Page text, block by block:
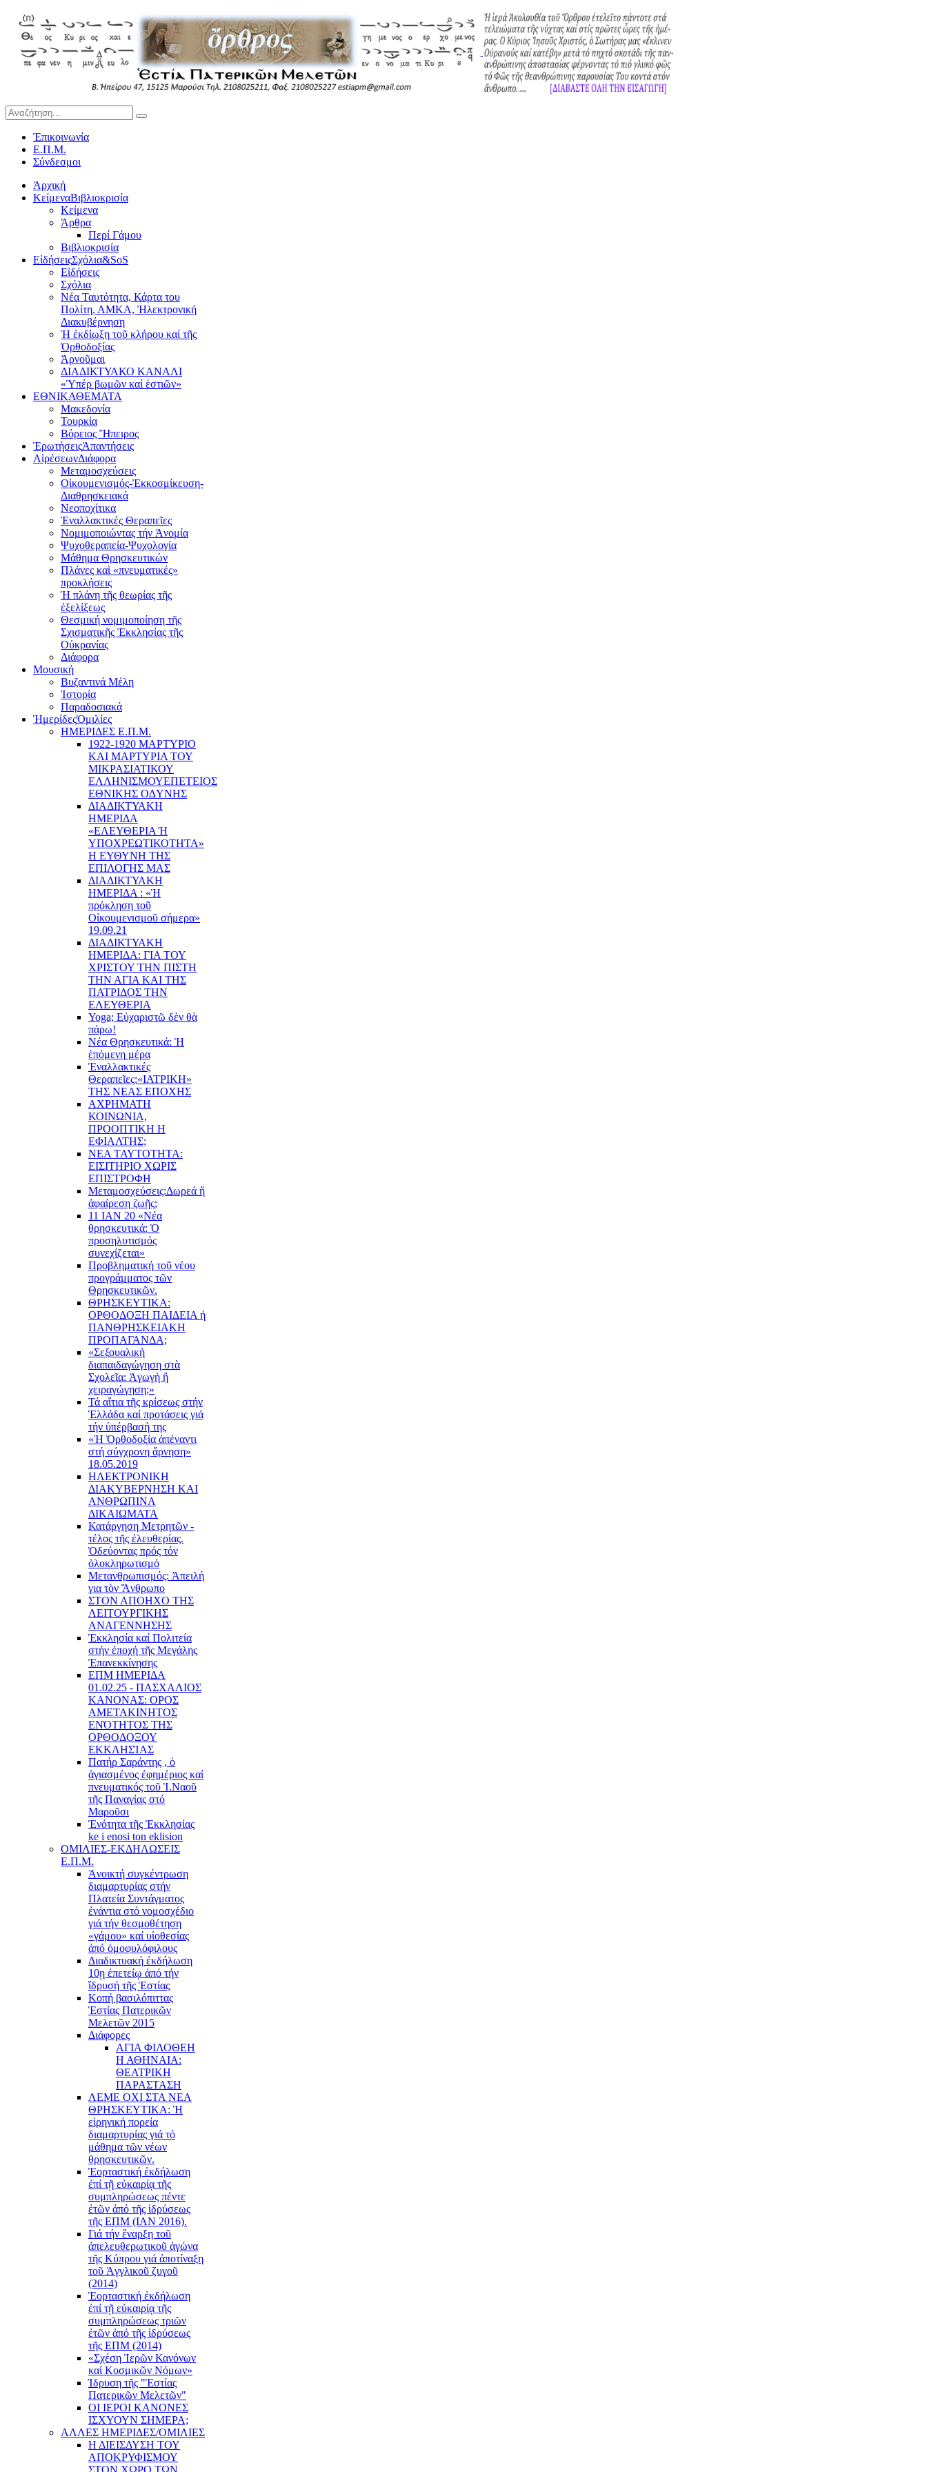
Ἐπικοινωνία
Ε.Π.Μ.
Σύνδεσμοι
Ἀρχική
ΚείμεναΒιβλιοκρισία
Κείμενα
Άρθρα
Περί Γάμου
Βιβλιοκρισία
ΕἰδήσειςΣχόλια&SoS
Εἰδήσεις
Σχόλια
Νέα Ταυτότητα, Κάρτα του
Πολίτη, ΑΜΚΑ, Ἠλεκτρονική
Διακυβέρνηση
Ἡ ἐκδίωξη τοῦ κλήρου καί τῆς
Ὀρθοδοξίας
Ἀρνοῦμαι
ΔΙΑΔΙΚΤΥΑΚΟ ΚΑΝΑΛΙ
«Ὑπέρ βωμῶν καί ἑστιῶν»
ΕΘΝΙΚΑΘΕΜΑΤΑ
Μακεδονία
Τουρκία
Βόρειος Ἤπειρος
ἘρωτήσειςἈπαντήσεις
ΑἱρέσεωνΔιάφορα
Μεταμοσχεύσεις
Οἰκουμενισμός-Ἐκκοσμίκευση-
Διαθρησκειακά
Νεοποχίτικα
Ἐναλλακτικές Θεραπεῖες
Νομιμοποιώντας τήν Ἀνομία
Ψυχοθεραπεία-Ψυχολογία
Μάθημα Θρησκευτικών
Πλάνες καὶ «πνευματικές»
προκλήσεις
Ἡ πλάνη τῆς θεωρίας τῆς
ἐξελίξεως
Θεσμική νομιμοποίηση τῆς
Σχισματικῆς Ἐκκλησίας τῆς
Οὐκρανίας
Διάφορα
Μουσική
Βυζαντινά Μέλη
Ἰστορία
Παραδοσιακά
ἩμερίδεςὉμιλίες
ΗΜΕΡΙΔΕΣ Ε.Π.Μ.
1922-1920 ΜΑΡΤΥΡΙΟ
ΚΑI ΜΑΡΤΥΡIΑ ΤΟΥ
ΜΙΚΡΑΣΙΑΤΙΚΟΥ
EΛΛΗΝΙΣΜΟΥEΠEΤΕΙΟΣ
EΘΝΙΚHΣ O∆YΝΗΣ
ΔΙΑΔΙΚΤΥΑΚΗ
ΗΜΕΡΙΔΑ
«EΛΕΥΘΕΡΙΑ Ή
YΠΟΧΡΕΩΤΙΚΟΤΗΤΑ»
Η ΕΥΘΥΝΗ ΤΗΣ
EΠΙΛΟΓΗΣ ΜΑΣ
ΔΙΑΔΙΚΤΥΑΚΗ
ΗΜΕΡΙΔΑ : «Ἡ
πρόκληση τοῦ
Οἰκουμενισμοῦ σήμερα»
19.09.21
ΔΙΑΔΙΚΤΥΑΚΗ
ΗΜΕΡΙΔΑ: ΓΙΑ ΤΟΥ
ΧΡΙΣΤΟΥ ΤΗΝ ΠΙΣΤΗ
ΤΗΝ ΑΓΙΑ ΚΑΙ ΤΗΣ
ΠΑΤΡΙΔΟΣ ΤΗΝ
ΕΛΕΥΘΕΡΙΑ
Yoga; Εὐχαριστῶ δὲν θὰ
πάρω!
Νέα Θρησκευτικά: Ἡ
ἑπόμενη μέρα
Ἐναλλακτικές
Θεραπεῖες:«ΙΑΤΡΙΚΗ»
ΤΗΣ ΝΕΑΣ ΕΠΟΧΗΣ
ΑΧΡΗΜΑΤΗ
ΚΟΙΝΩΝΙΑ,
ΠΡΟΟΠΤΙΚΗ Η
ΕΦΙΑΛΤΗΣ;
ΝΕΑ ΤΑΥΤΟΤΗΤΑ:
ΕΙΣΙΤΗΡΙΟ ΧΩΡΙΣ
ΕΠΙΣΤΡΟΦΗ
Μεταμοσχεύσεις:Δωρεά ἤ
ἀφαίρεση ζωῆς;
11 ΙΑΝ 20 «Νέα
θρησκευτικά: Ὁ
προσηλυτισμός
συνεχίζεται»
Προβληματική τοῦ νέου
προγράμματος τῶν
Θρησκευτικῶν.
ΘΡΗΣΚΕΥΤΙΚΑ:
ΟΡΘΟΔΟΞΗ ΠΑΙΔΕΙΑ ή
ΠΑΝΘΡΗΣΚΕΙΑΚΗ
ΠΡΟΠΑΓΑΝΔΑ;
«Σεξουαλικὴ
διαπαιδαγώγηση στὰ
Σχολεῖα: Ἀγωγὴ ἢ
χειραγώγηση;»
Τά αἴτια τῆς κρίσεως στήν
Ἑλλάδα καί προτάσεις γιά
τήν ὑπέρβασή της
«Ἡ Ὀρθοδοξία ἀπέναντι
στή σύγχρονη ἄρνηση»
18.05.2019
ΗΛΕΚΤΡΟΝΙΚΗ
ΔΙΑΚΥΒΕΡΝΗΣΗ ΚΑΙ
ΑΝΘΡΩΠΙΝΑ
ΔΙΚΑΙΩΜΑΤΑ
Κατάργηση Μετρητῶν -
τέλος τῆς ἐλευθερίας.
Ὁδεύοντας πρός τόν
ὁλοκληρωτισμό
Μετανθρωπισμός: Ἀπειλή
για τὸν Ἂνθρωπο
ΣΤΟΝ ΑΠΟΗΧΟ ΤΗΣ
ΛΕΙΤΟΥΡΓΙΚΗΣ
ΑΝΑΓΕΝΝΗΣΗΣ
Ἐκκλησία καί Πολιτεία
στήν ἐποχή τῆς Μεγάλης
Ἐπανεκκίνησης
ΕΠΜ ΗΜΕΡΙΔΑ
01.02.25 - ΠΑΣΧΑΛΙΟΣ
ΚΑΝΟΝΑΣ: ΟΡΟΣ
ΑΜΕΤΑΚΙΝΗΤΟΣ
ΕΝΌΤΗΤΟΣ ΤΗΣ
ΟΡΘΟΔΟΞΟΥ
ΕΚΚΛΗΣΊΑΣ
Πατήρ Σαράντης , ὁ
ἁγιασμένος ἐφημέριος καί
πνευματικός τοῦ Ἱ.Ναοῦ
τῆς Παναγίας στό
Μαροῦσι
Ἑνότητα τῆς Ἐκκλησίας
ke i enosi ton eklision
ΟΜΙΛΙΕΣ-ΕΚΔΗΛΩΣΕΙΣ
Ε.Π.Μ.
Ἀνοικτή συγκέντρωση
διαμαρτυρίας στήν
Πλατεία Συντάγματος
ἐνάντια στό νομοσχέδιο
γιά τήν θεσμοθέτηση
«γάμου» καί υἱοθεσίας
ἀπό ὁμοφυλόφιλους
Διαδικτυακή ἐκδήλωση
10ῃ ἐπετείῳ ἀπό τήν
ἵδρυσή τῆς Ἑστίας
Κοπή βασιλόπιττας
Ἑστίας Πατερικῶν
Μελετῶν 2015
Διάφορες
ΑΓΙΑ ΦΙΛΟΘΕΗ
Η ΑΘΗΝΑΙΑ:
ΘΕΑΤΡΙΚΗ
ΠΑΡΑΣΤΑΣΗ
ΛΕΜΕ ΟΧΙ ΣΤΑ ΝΕΑ
ΘΡΗΣΚΕΥΤΙΚΑ: Ἡ
εἰρηνική πορεία
διαμαρτυρίας γιά τό
μάθημα τῶν νέων
θρησκευτικῶν.
Ἑορταστική ἐκδήλωση
ἐπί τῇ εὐκαιρίᾳ τῆς
συμπληρώσεως πέντε
ἐτῶν ἀπό τῆς ἱδρύσεως
τῆς ΕΠΜ (ΙΑΝ 2016).
Γιά τήν ἔναρξη τοῦ
ἀπελευθερωτικοῦ ἀγώνα
τῆς Κύπρου γιά ἀποτίναξη
τοῦ Ἀγγλικοῦ ζυγοῦ
(2014)
Ἑορταστική ἐκδήλωση
ἐπί τῇ εὐκαιρίᾳ τῆς
συμπληρώσεως τριῶν
ἐτῶν ἀπό τῆς ἱδρύσεως
τῆς ΕΠΜ (2014)
«Σχέση Ἱερῶν Κανόνων
καί Κοσμικῶν Νόμων»
Ίδρυση τῆς "Ἑστίας
Πατερικῶν Μελετῶν"
ΟΙ ΙΕΡΟΙ ΚΑΝΟΝΕΣ
ΙΣΧΥΟΥΝ ΣΗΜΕΡΑ;
ΑΛΛΕΣ ΗΜΕΡΙΔΕΣ/ΟΜΙΛΙΕΣ
Η ΔΙΕΙΣΔΥΣΗ ΤΟΥ
ΑΠΟΚΡΥΦΙΣΜΟΥ
ΣΤΟΝ ΧΩΡΟ ΤΩΝ